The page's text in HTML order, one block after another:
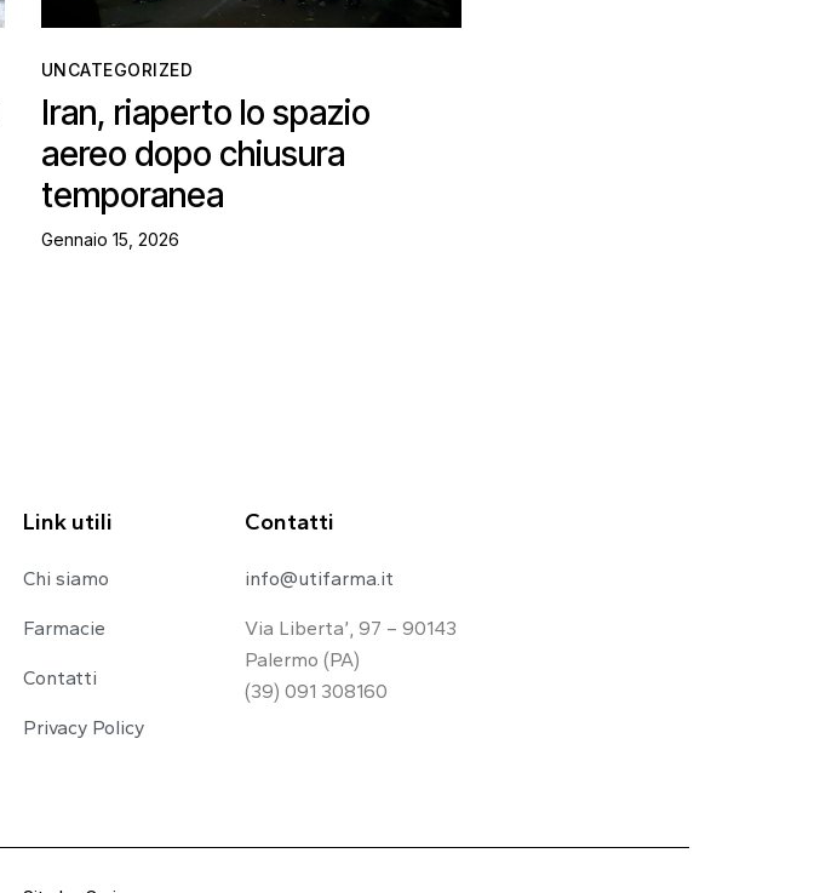
UNCATEGORIZED
Iran, riaperto lo spazio
aereo dopo chiusura
temporanea
Gennaio 15, 2026
Link utili
Chi siamo
Farmacie
Contatti
Privacy Policy
Contatti
info@utifarma.it
Via Liberta’, 97 – 90143
Palermo (PA)
(39) 091 308160